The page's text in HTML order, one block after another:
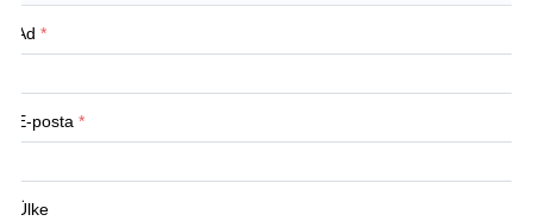
Ad *
E-posta *
Ülke